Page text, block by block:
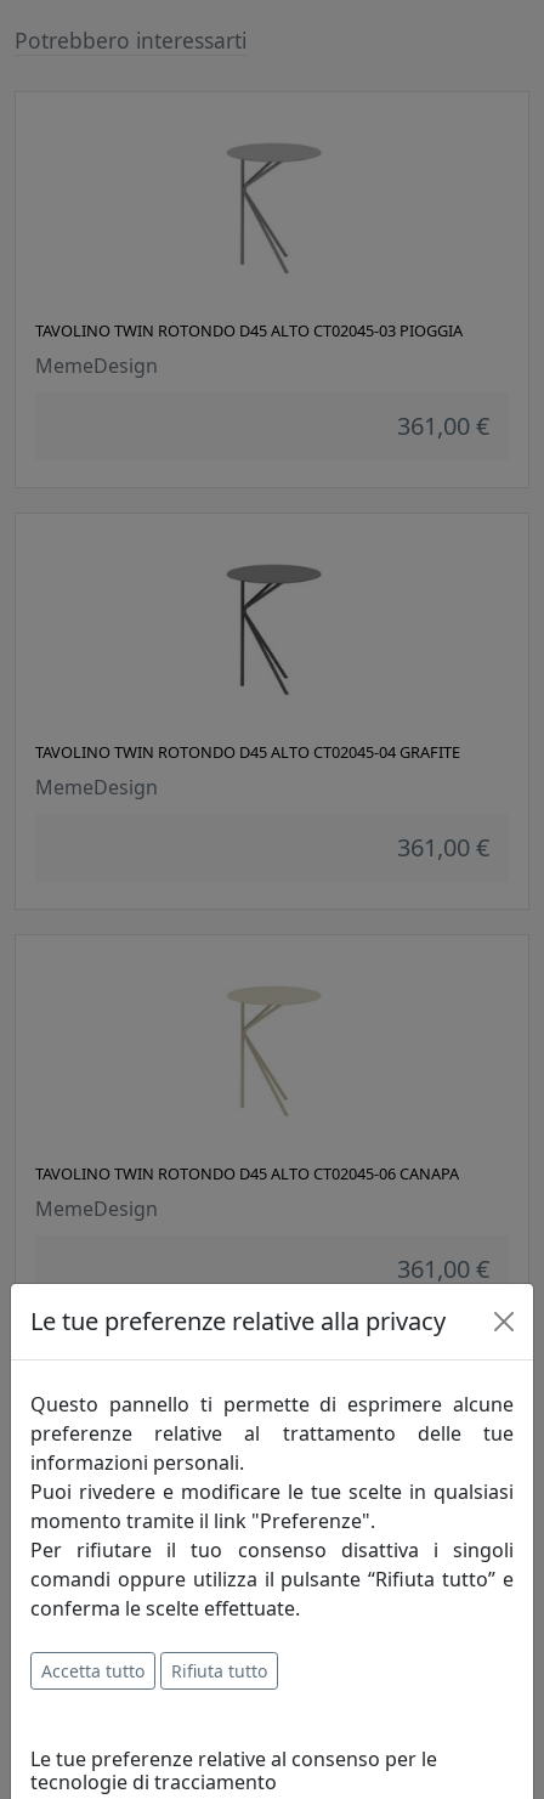
Potrebbero interessarti
TAVOLINO TWIN ROTONDO D45 ALTO CT02045-03 PIOGGIA
MemeDesign
361,00 €
TAVOLINO TWIN ROTONDO D45 ALTO CT02045-04 GRAFITE
MemeDesign
361,00 €
TAVOLINO TWIN ROTONDO D45 ALTO CT02045-06 CANAPA
MemeDesign
361,00 €
TAVOLINO TWIN ROTONDO D45 ALTO CT02045-07 FANGO
Le tue preferenze relative alla privacy
Questo pannello ti permette di esprimere alcune
preferenze relative al trattamento delle tue
informazioni personali.
Puoi rivedere e modificare le tue scelte in qualsiasi
momento tramite il link "Preferenze".
Per rifiutare il tuo consenso disattiva i singoli
comandi oppure utilizza il pulsante “Rifiuta tutto” e
conferma le scelte effettuate.
Accetta tutto Rifiuta tutto
Le tue preferenze relative al consenso per le
tecnologie di tracciamento